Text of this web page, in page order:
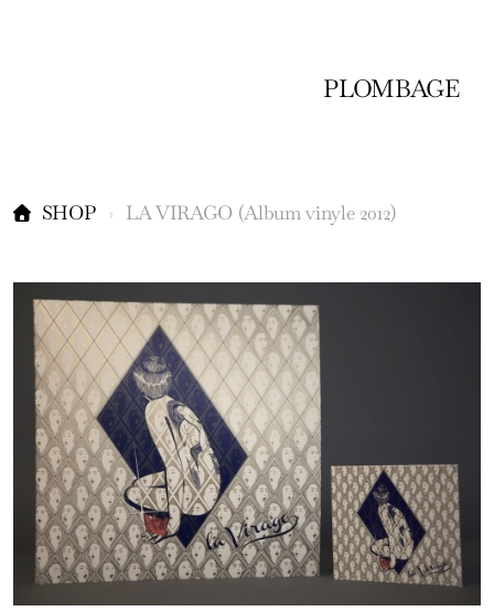
PLOMBAGE
SHOP LA VIRAGO (Album vinyle 2012)